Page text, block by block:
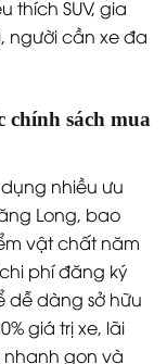
thích SUV, gia
người cần xe đa
chính sách mua
nhiều ưu
Long, bao
vật chất năm
phí đăng ký
dễ dàng sở hữu
giá trị xe, lãi
nhanh gọn và